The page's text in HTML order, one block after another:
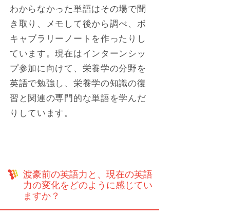
わからなかった単語はその場で聞
き取り、メモして後から調べ、ボ
キャブラリーノートを作ったりし
ています。現在はインターンシッ
プ参加に向けて、栄養学の分野を
英語で勉強し、栄養学の知識の復
習と関連の専門的な単語を学んだ
りしています。
渡豪前の英語力と、現在の英語
力の変化をどのように感じてい
ますか？